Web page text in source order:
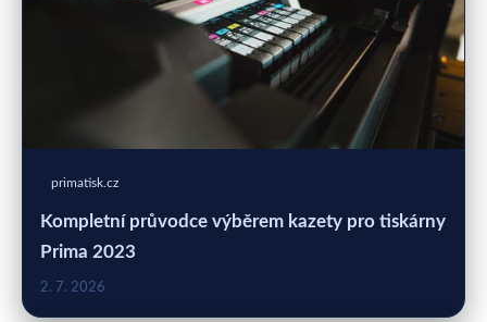
primatisk.cz
Kompletní průvodce výběrem kazety pro tiskárny
Prima 2023
2. 7. 2026